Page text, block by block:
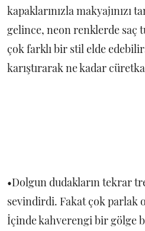
kapaklarınızla makyajınızı
gelince, neon renklerde saç
çok farklı bir stil elde
karıştırarak ne kadar
•Dolgun dudakların tekrar
sevindirdi. Fakat çok parlak
İçinde kahverengi bir gölge